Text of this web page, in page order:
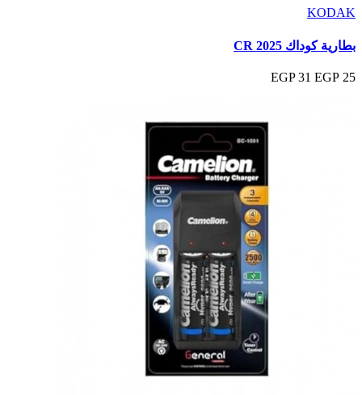
KODAK
بطارية كوداك CR 2025
25 EGP
31 EGP